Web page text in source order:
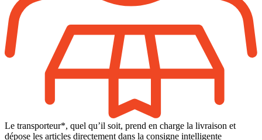
Le transporteur*, quel qu’il soit, prend en charge la livraison et
dépose les articles directement dans la consigne intelligente